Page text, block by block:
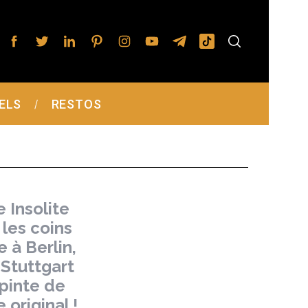
RESTOS
Insolite
coins
à Berlin,
Stuttgart
de